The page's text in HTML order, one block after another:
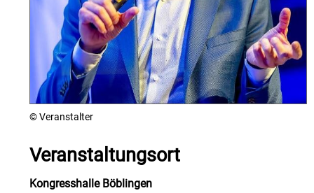
© Veranstalter
Veranstaltungsort
Kongresshalle Böblingen